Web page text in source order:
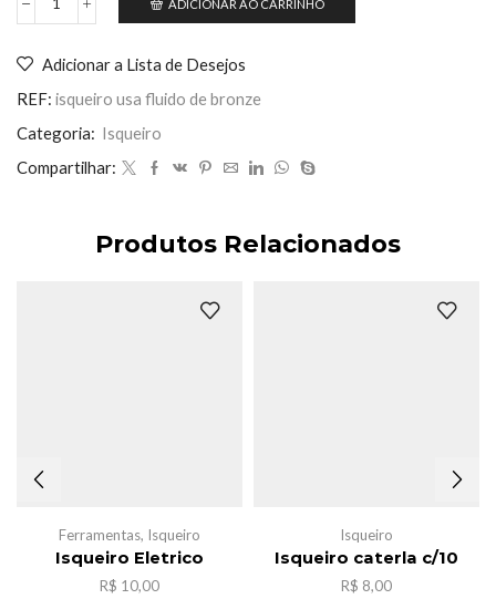
isqueiro
de
bronze
c/10
ADICIONAR AO CARRINHO
Adicionar a Lista de Desejos
REF: isqueiro usa fluido de bronze
Categoria: Isqueiro
Compartilhar:
Produtos Relacionados
Ferramentas, Isqueiro
Isqueiro Eletrico
R$ 10,00
Isqueiro
Isqueiro caterla c/10
R$ 8,00